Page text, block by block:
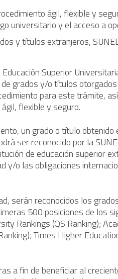
ágil, flexible y
universitario y el acceso a
y títulos extranjeros,
Superior
grados y/o títulos
para este trámite,
flexible y seguro.
un grado o título
ser reconocido por la
de educación superior
y/o las obligaciones
serán reconocidos los
500 posiciones de los
Rankings (QS Ranking);
Times Higher
a fin de beneficiar al